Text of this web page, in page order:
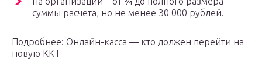
суммы расчета, но не менее 30 000 рублей.
Подробнее: Онлайн-касса — кто должен перейти на
новую ККТ